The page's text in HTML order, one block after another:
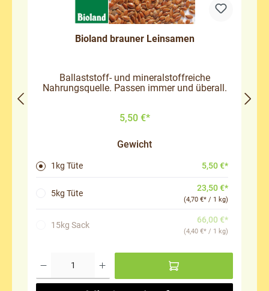
Bioland brauner Leinsamen
Ballaststoff- und mineralstoffreiche
Nahrungsquelle. Passen immer und überall.
5,50 €*
Gewicht
1kg Tüte 5,50 €*
5kg Tüte
23,50 €*
(4,70 €* / 1 kg)
15kg Sack(Diese Option ist zurzeit nicht verfügbar.)
66,00 €*
(4,40 €* / 1 kg)